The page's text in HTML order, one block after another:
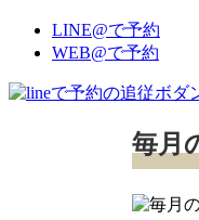
LINE@で予約
WEB@で予約
毎月